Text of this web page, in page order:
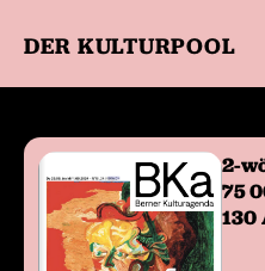
DER KULTURPOOL
Highlights
2-
75
130